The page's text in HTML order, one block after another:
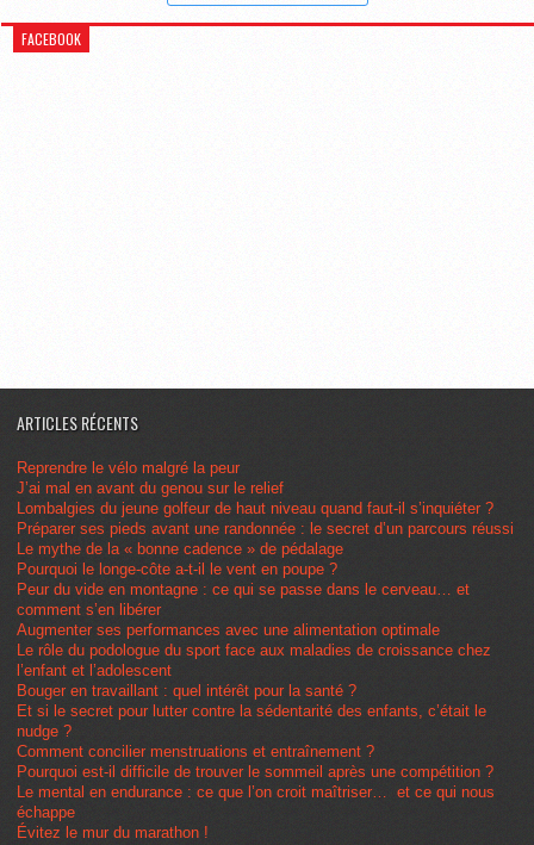
FACEBOOK
ARTICLES RÉCENTS
Reprendre le vélo malgré la peur
J’ai mal en avant du genou sur le relief
Lombalgies du jeune golfeur de haut niveau quand faut-il s’inquiéter ?
Préparer ses pieds avant une randonnée : le secret d’un parcours réussi
Le mythe de la « bonne cadence » de pédalage
Pourquoi le longe-côte a-t-il le vent en poupe ?
Peur du vide en montagne : ce qui se passe dans le cerveau… et
comment s’en libérer
Augmenter ses performances avec une alimentation optimale
Le rôle du podologue du sport face aux maladies de croissance chez
l’enfant et l’adolescent
Bouger en travaillant : quel intérêt pour la santé ?
Et si le secret pour lutter contre la sédentarité des enfants, c’était le
nudge ?
Comment concilier menstruations et entraînement ?
Pourquoi est-il difficile de trouver le sommeil après une compétition ?
Le mental en endurance : ce que l’on croit maîtriser… et ce qui nous
échappe
Évitez le mur du marathon !